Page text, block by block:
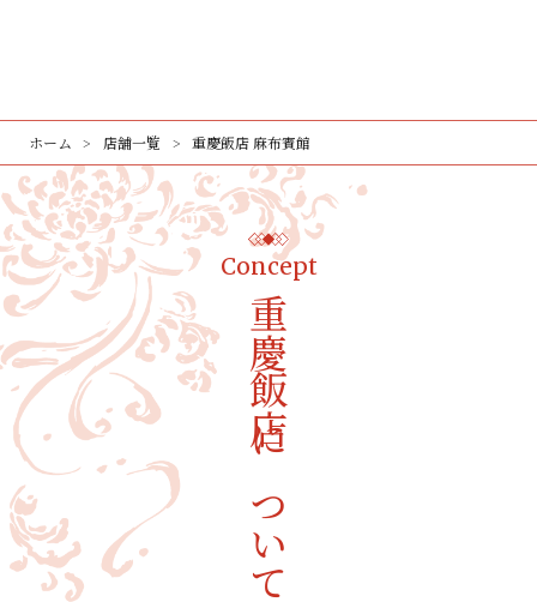
ホーム 店舗一覧 重慶飯店 麻布賓館
Concept
重慶飯店について